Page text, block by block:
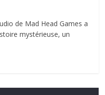
de Mad Head Games a
mystérieuse, un